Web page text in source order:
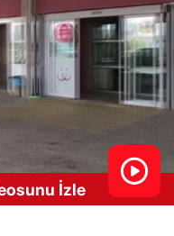
İzle